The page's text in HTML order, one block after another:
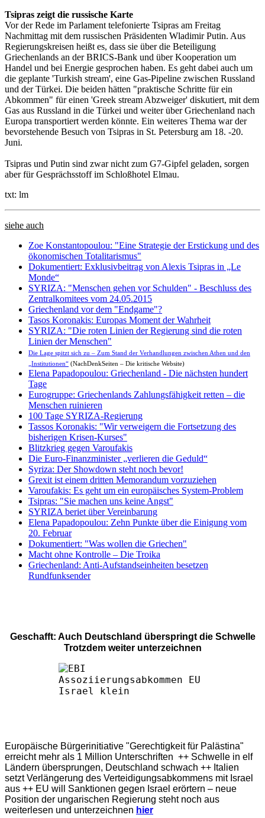
Tsipras zeigt die russische Karte
Vor der Rede im Parlament telefonierte Tsipras am Freitag
Nachmittag mit dem russischen Präsidenten Wladimir Putin. Aus
Regierungskreisen heißt es, dass sie über die Beteiligung
Griechenlands an der BRICS-Bank und über Kooperation um
Handel und bei Energie gesprochen haben. Es geht dabei auch um
die geplante 'Turkish stream', eine Gas-Pipeline zwischen Russland
und der Türkei. Die beiden hätten "praktische Schritte für ein
Abkommen" für einen 'Greek stream Abzweiger' diskutiert, mit dem
Gas aus Russland in die Türkei und weiter über Griechenland nach
Europa transportiert werden könnte. Ein weiteres Thema war der
bevorstehende Besuch von Tsipras in St. Petersburg am 18. -20.
Juni.
Tsipras und Putin sind zwar nicht zum G7-Gipfel geladen, sorgen
aber für Gesprächsstoff im Schloßhotel Elmau.
txt: lm
siehe auch
Zoe Konstantopoulou: "Eine Strategie der Erstickung und des
ökonomischen Totalitarismus"
Dokumentiert: Exklusivbeitrag von Alexis Tsipras in „Le
Monde“
SYRIZA: "Menschen gehen vor Schulden" - Beschluss des
Zentralkomitees vom 24.05.2015
Griechenland vor dem "Endgame"?
Tasos Koronakis: Europas Moment der Wahrheit
SYRIZA: "Die roten Linien der Regierung sind die roten
Linien der Menschen"
Die Lage spitzt sich zu – Zum Stand der Verhandlungen zwischen Athen und den
„Institutionen“ (NachDenkSeiten – Die kritische Website)
Elena Papadopoulou: Griechenland - Die nächsten hundert
Tage
Eurogruppe: Griechenlands Zahlungsfähigkeit retten – die
Menschen ruinieren
100 Tage SYRIZA-Regierung
Tassos Koronakis: "Wir verweigern die Fortsetzung des
bisherigen Krisen-Kurses"
Blitzkrieg gegen Varoufakis
Die Euro-Finanzminister „verlieren die Geduld“
Syriza: Der Showdown steht noch bevor!
Grexit ist einem dritten Memorandum vorzuziehen
Varoufakis: Es geht um ein europäisches System-Problem
Tsipras: "Sie machen uns keine Angst"
SYRIZA beriet über Vereinbarung
Elena Papadopoulou: Zehn Punkte über die Einigung vom
20. Februar
Dokumentiert: "Was wollen die Griechen"
Macht ohne Kontrolle – Die Troika
Griechenland: Anti-Aufstandseinheiten besetzen
Rundfunksender
Geschafft: Auch Deutschland überspringt die Schwelle
Trotzdem weiter unterzeichnen
Europäische Bürgerinitiative "Gerechtigkeit für Palästina"
erreicht mehr als 1 Million Unterschriften ++ Schwelle in elf
Ländern übersprungen, Deutschland schwach ++ Italien
setzt Verlängerung des Verteidigungsabkommens mit Israel
aus ++ EU will Sanktionen gegen Israel erörtern – neue
Position der ungarischen Regierung steht noch aus
weiterlesen und unterzeichnen hier